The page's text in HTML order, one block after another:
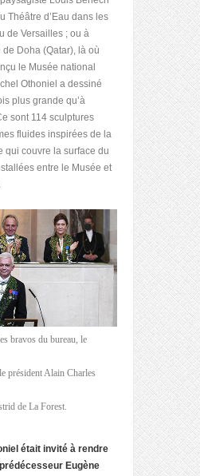
Théâtre d’Eau dans les
de Versailles ; ou à
de Doha (Qatar), là où
le Musée national
Othoniel a dessiné
plus grande qu’à
sont 114 sculptures
fluides inspirées de la
qui couvre la surface du
entre le Musée et
bravos du bureau, le
président Alain Charles
de La Forest.
était invité à rendre
Eugène